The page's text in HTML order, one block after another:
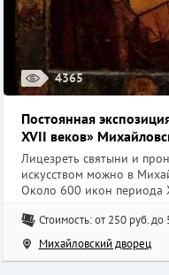
4365
Постоянная
XVII веков»
Лицезреть святыни и
искусством можно в
Около 600 икон периода
Стоимость: от 250 руб. до
Михайловский дворец